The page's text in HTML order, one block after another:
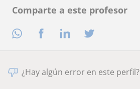
Comparte a este profesor
¿Hay algún error en este perfil?